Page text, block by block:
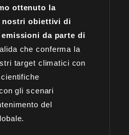
ottenuto la
nostri obiettivi di
da parte di
che conferma la
target climatici con
gli scenari
del